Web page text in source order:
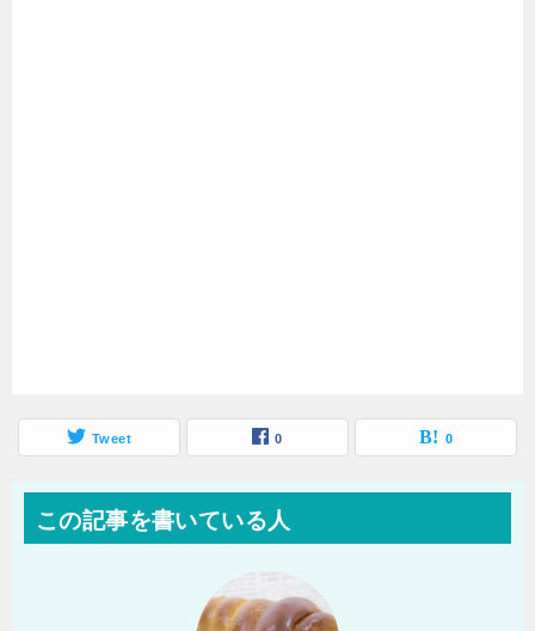
Tweet 0 0
この記事を書いている人